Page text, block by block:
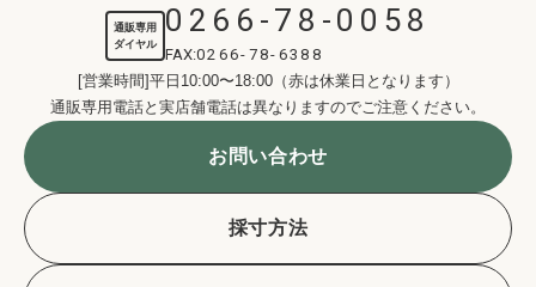
通販専用
ダイヤル
0266-78-0058
FAX:0266-78-6388
[営業時間]平日10:00〜18:00（赤は休業日となります）
通販専用電話と実店舗電話は異なりますのでご注意ください。
お問い合わせ
採寸方法